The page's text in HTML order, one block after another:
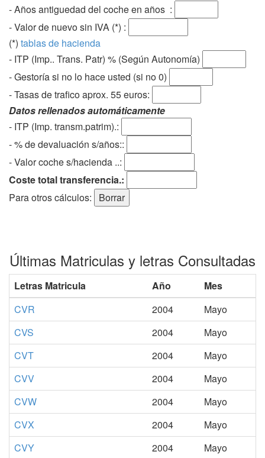
- Años antiguedad del coche en años :
- Valor de nuevo sin IVA (*) :
(*) tablas de hacienda
- ITP (Imp.. Trans. Patr) % (Según Autonomía)
- Gestoría si no lo hace usted (si no 0)
-Tasas de trafico aprox. 55 euros:
Datos rellenados automáticamente
- ITP (Imp. transm.patrim).:
- % de devaluación s/años::
- Valor coche s/hacienda ..:
Coste total transferencia.:
Para otros cálculos:
Últimas Matriculas y letras Consultadas
Letras Matricula Año
Mes
CVR
2004
Mayo
CVS
2004
Mayo
CVT
2004
Mayo
CVV
2004
Mayo
CVW
2004
Mayo
CVX
2004
Mayo
CVY
2004
Mayo